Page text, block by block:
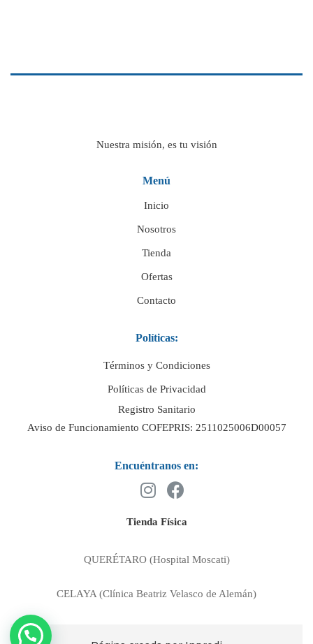
Nuestra misión, es tu visión
Menú
Inicio
Nosotros
Tienda
Ofertas
Contacto
Políticas:
Términos y Condiciones
Políticas de Privacidad
Registro Sanitario
Aviso de Funcionamiento COFEPRIS: 2511025006D00057
Encuéntranos en:
Tienda Física
QUERÉTARO (Hospital Moscati)
CELAYA (Clínica Beatriz Velasco de Alemán)